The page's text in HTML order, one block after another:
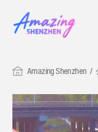
Amazing Shenzhen